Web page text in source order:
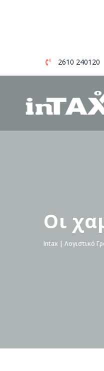
content
2610 240120
Oι
Intax | Λογιστικό